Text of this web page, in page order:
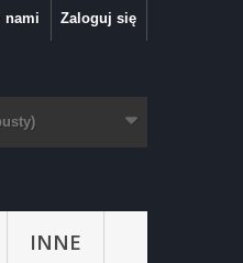
Zaloguj się
nami
INNE